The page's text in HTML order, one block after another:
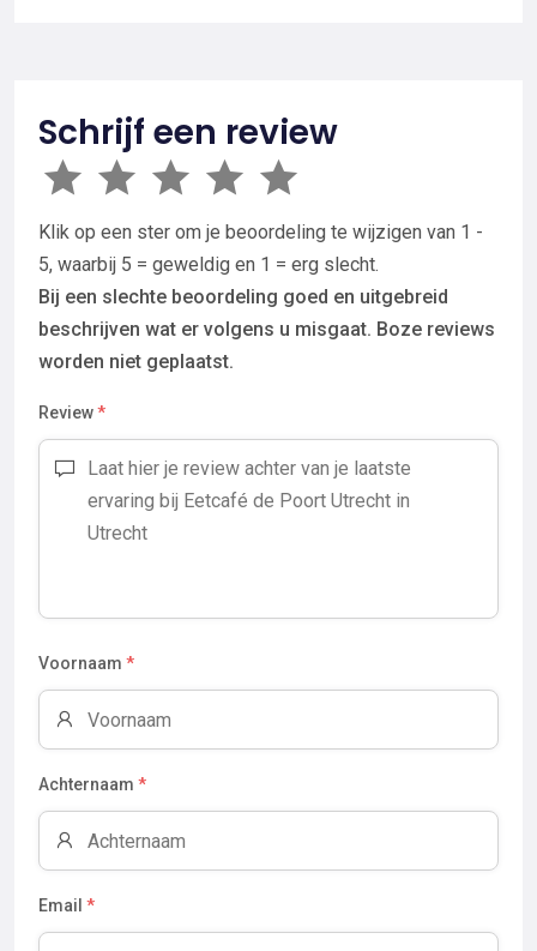
Schrijf een review
Klik op een ster om je beoordeling te wijzigen van 1 -
5, waarbij 5 = geweldig en 1 = erg slecht.
Bij een slechte beoordeling goed en uitgebreid
beschrijven wat er volgens u misgaat. Boze reviews
worden niet geplaatst.
Review*
Voornaam *
Achternaam *
Email *